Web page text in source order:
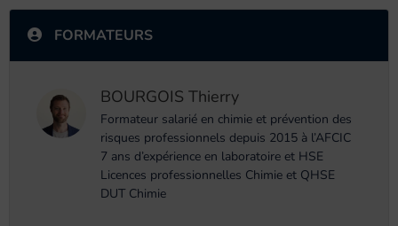
FORMATEURS
BOURGOIS Thierry
Formateur salarié en chimie et prévention des
risques professionnels depuis 2015 à l’AFCIC
7 ans d’expérience en laboratoire et HSE
Licences professionnelles Chimie et QHSE
DUT Chimie